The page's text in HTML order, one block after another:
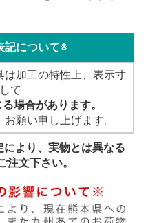
記について※
は加工の特性上、表示寸
て
場合があります。
願い申し上げます。
より、実物とは異なる
文下さい。